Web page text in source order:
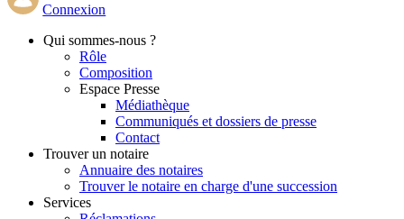
Connexion
Qui sommes-nous ?
Rôle
Composition
Espace Presse
Médiathèque
Communiqués et dossiers de presse
Contact
Trouver un notaire
Annuaire des notaires
Trouver le notaire en charge d'une succession
Services